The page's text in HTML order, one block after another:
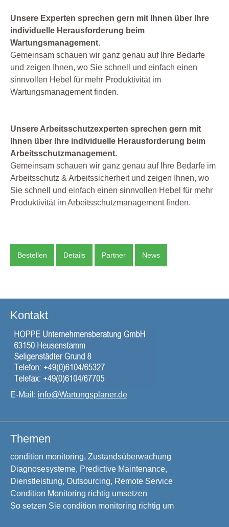
Unsere Experten sprechen gern mit Ihnen über Ihre
individuelle Herausforderung beim
Wartungsmanagement.
Gemeinsam schauen wir ganz genau auf Ihre Bedarfe
und zeigen Ihnen, wo Sie schnell und einfach einen
sinnvollen Hebel für mehr Produktivität im
Wartungsmanagement finden.
Unsere Arbeitsschutzexperten sprechen gern mit
Ihnen über Ihre individuelle Herausforderung beim
Arbeitsschutzmanagement.
Gemeinsam schauen wir ganz genau auf Ihre Bedarfe im
Arbeitsschutz & Arbeitssicherheit und zeigen Ihnen, wo
Sie schnell und einfach einen sinnvollen Hebel für mehr
Produktivität im Arbeitsschutzmanagement finden.
Bestellen Details Partner News
Kontakt
E-Mail: info@Wartungsplaner.de
Themen
condition monitoring, Zustandsüberwachung
Diagnosesysteme, Predictive Maintenance,
Dienstleistung, Outsourcing, Remote Service
Condition Monitoring richtig umsetzen
So setzen Sie condition monitoring richtig um